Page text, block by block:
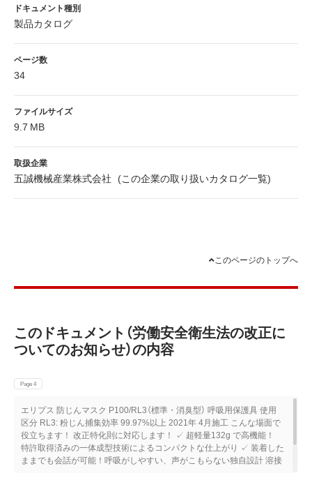
ドキュメント種別
製品カタログ
ページ数
34
ファイルサイズ
9.7 MB
取扱企業
五誠機械産業株式会社 (この企業の取り扱いカタログ一覧)
このページのトップへ
このドキュメント（労働安全衛生法の改正に
ついてのお知らせ）の内容
Page 4
エリプス 防じんマスク P100/RL3（標準・消臭型） 呼吸用保護具 使用
区分 RL3: 粉じん捕集効率 99.97%以上 2021年 4月施工 こんな場面で
役⽴ちます！ 改正特化則に対応します！ ✓ 超軽量132g で高機能！
特許取得済みの一体成型技術によるコンパクトな仕上がり ✓ 装着した
ままでも会話が可能！呼吸がしやすい、声がこもらない独自設計 溶接